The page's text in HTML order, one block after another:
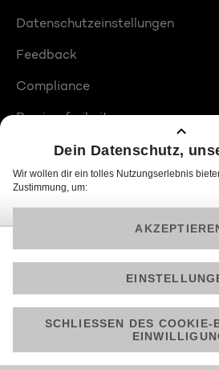
Datenschutzeinstellungen
Feedback
Compliance
Barrierefreiheit
Produktplatzierungen